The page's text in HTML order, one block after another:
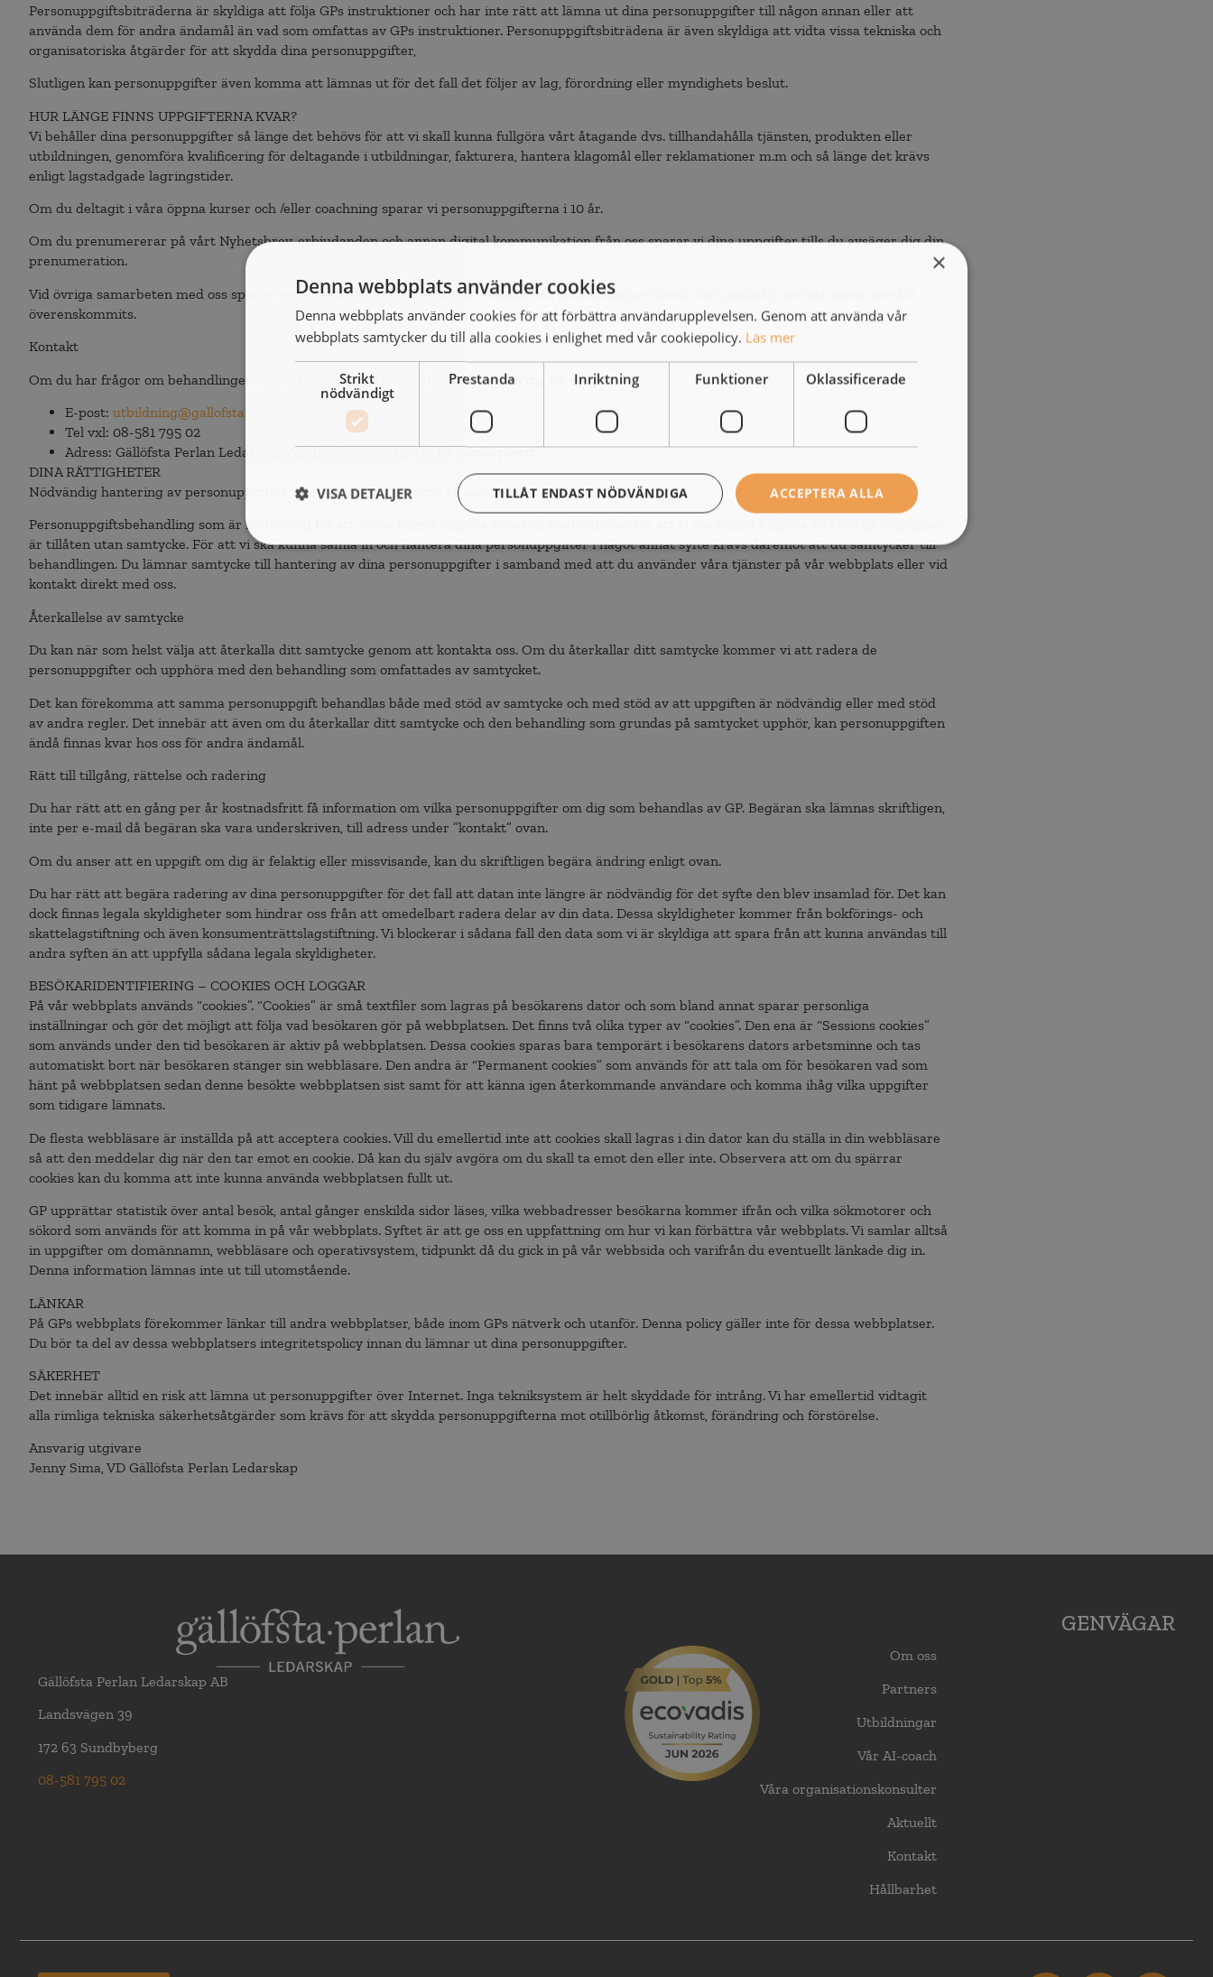
Personuppgiftsbiträderna är skyldiga att följa GPs instruktioner och har inte rätt att lämna ut dina personuppgifter till någon annan eller att
använda dem för andra ändamål än vad som omfattas av GPs instruktioner. Personuppgiftsbiträdena är även skyldiga att vidta vissa tekniska och
organisatoriska åtgärder för att skydda dina personuppgifter,
Slutligen kan personuppgifter även komma att lämnas ut för det fall det följer av lag, förordning eller myndighets beslut.
HUR LÄNGE FINNS UPPGIFTERNA KVAR?
Vi behåller dina personuppgifter så länge det behövs för att vi skall kunna fullgöra vårt åtagande dvs. tillhandahålla tjänsten, produkten eller
utbildningen, genomföra kvalificering för deltagande i utbildningar, fakturera, hantera klagomål eller reklamationer m.m och så länge det krävs
enligt lagstadgade lagringstider.
Om du deltagit i våra öppna kurser och /eller coachning sparar vi personuppgifterna i 10 år.
Om du prenumererar på vårt Nyhetsbrev, erbjudanden och annan digital kommunikation från oss sparar vi dina uppgifter tills du avsäger dig din
prenumeration.
Vid övriga samarbeten med oss sparas uppgifterna i 3 år efter senaste leverans och fakturering av tjänst eller produkt, om inte annat särskilt
överenskommits.
Kontakt
Om du har frågor om behandlingen av personuppgifter inom GP kan du vända dig till oss på:
E-post: utbildning@gallofsta.se
Tel vxl: 08-581 795 02
Adress: Gällöfsta Perlan Ledarskap AB, Landsvägen 39, 172 63 Sundbyberg
DINA RÄTTIGHETER
Nödvändig hantering av personuppgifter och hantering med stöd av samtycke
Personuppgiftsbehandling som är nödvändig för att vi ska kunna fullgöra ett avtal med dig eller för att vi ska kunna fullgöra en rättslig skyldighet
är tillåten utan samtycke. För att vi ska kunna samla in och hantera dina personuppgifter i något annat syfte krävs däremot att du samtycker till
behandlingen. Du lämnar samtycke till hantering av dina personuppgifter i samband med att du använder våra tjänster på vår webbplats eller vid
kontakt direkt med oss.
Återkallelse av samtycke
Du kan när som helst välja att återkalla ditt samtycke genom att kontakta oss. Om du återkallar ditt samtycke kommer vi att radera de
personuppgifter och upphöra med den behandling som omfattades av samtycket.
Det kan förekomma att samma personuppgift behandlas både med stöd av samtycke och med stöd av att uppgiften är nödvändig eller med stöd
av andra regler. Det innebär att även om du återkallar ditt samtycke och den behandling som grundas på samtycket upphör, kan personuppgiften
ändå finnas kvar hos oss för andra ändamål.
Rätt till tillgång, rättelse och radering
Du har rätt att en gång per år kostnadsfritt få information om vilka personuppgifter om dig som behandlas av GP. Begäran ska lämnas skriftligen,
inte per e-mail då begäran ska vara underskriven, till adress under ”kontakt” ovan.
Om du anser att en uppgift om dig är felaktig eller missvisande, kan du skriftligen begära ändring enligt ovan.
Du har rätt att begära radering av dina personuppgifter för det fall att datan inte längre är nödvändig för det syfte den blev insamlad för. Det kan
dock finnas legala skyldigheter som hindrar oss från att omedelbart radera delar av din data. Dessa skyldigheter kommer från bokförings- och
skattelagstiftning och även konsumenträttslagstiftning. Vi blockerar i sådana fall den data som vi är skyldiga att spara från att kunna användas till
andra syften än att uppfylla sådana legala skyldigheter.
BESÖKARIDENTIFIERING – COOKIES OCH LOGGAR
På vår webbplats används “cookies”. “Cookies” är små textfiler som lagras på besökarens dator och som bland annat sparar personliga
inställningar och gör det möjligt att följa vad besökaren gör på webbplatsen. Det finns två olika typer av “cookies”. Den ena är “Sessions cookies”
som används under den tid besökaren är aktiv på webbplatsen. Dessa cookies sparas bara temporärt i besökarens dators arbetsminne och tas
automatiskt bort när besökaren stänger sin webbläsare. Den andra är “Permanent cookies” som används för att tala om för besökaren vad som
hänt på webbplatsen sedan denne besökte webbplatsen sist samt för att känna igen återkommande användare och komma ihåg vilka uppgifter
som tidigare lämnats.
De flesta webbläsare är inställda på att acceptera cookies. Vill du emellertid inte att cookies skall lagras i din dator kan du ställa in din webbläsare
så att den meddelar dig när den tar emot en cookie. Då kan du själv avgöra om du skall ta emot den eller inte. Observera att om du spärrar
cookies kan du komma att inte kunna använda webbplatsen fullt ut.
GP upprättar statistik över antal besök, antal gånger enskilda sidor läses, vilka webbadresser besökarna kommer ifrån och vilka sökmotorer och
sökord som används för att komma in på vår webbplats. Syftet är att ge oss en uppfattning om hur vi kan förbättra vår webbplats. Vi samlar alltså
in uppgifter om domännamn, webbläsare och operativsystem, tidpunkt då du gick in på vår webbsida och varifrån du eventuellt länkade dig in.
Denna information lämnas inte ut till utomstående.
LÄNKAR
På GPs webbplats förekommer länkar till andra webbplatser, både inom GPs nätverk och utanför. Denna policy gäller inte för dessa webbplatser.
Du bör ta del av dessa webbplatsers integritetspolicy innan du lämnar ut dina personuppgifter.
SÄKERHET
Det innebär alltid en risk att lämna ut personuppgifter över Internet. Inga tekniksystem är helt skyddade för intrång. Vi har emellertid vidtagit
alla rimliga tekniska säkerhetsåtgärder som krävs för att skydda personuppgifterna mot otillbörlig åtkomst, förändring och förstörelse.
Ansvarig utgivare
Jenny Sima, VD Gällöfsta Perlan Ledarskap
Gällöfsta Perlan Ledarskap AB
Landsvägen 39
172 63 Sundbyberg
08-581 795 02
GENVÄGAR
Om oss
Partners
Utbildningar
Vår AI-coach
Våra organisationskonsulter
Aktuellt
Kontakt
Hållbarhet
×
Denna webbplats använder cookies
Denna webbplats använder cookies för att förbättra användarupplevelsen. Genom att använda vår
webbplats samtycker du till alla cookies i enlighet med vår cookiepolicy. Läs mer
Strikt
nödvändigt
Prestanda Inriktning Funktioner Oklassificerade
ACCEPTERA ALLA
TILLÅT ENDAST NÖDVÄNDIGA
VISA DETALJER